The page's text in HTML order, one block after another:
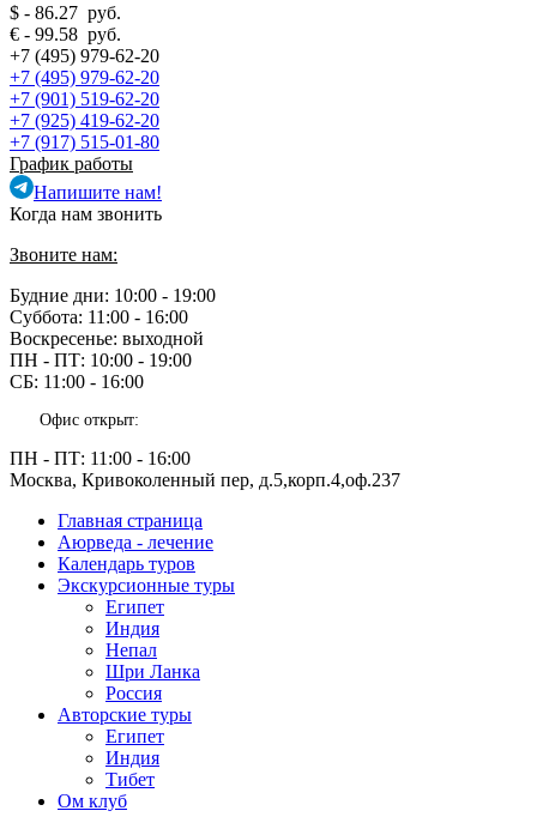
$ - 86.27 руб.
€ - 99.58 руб.
+7 (495) 979-62-20
+7 (495) 979-62-20
+7 (901) 519-62-20
+7 (925) 419-62-20
+7 (917) 515-01-80
График работы
Напишите нам!
Когда нам звонить
Звоните нам:
Будние дни: 10:00 - 19:00
Суббота: 11:00 - 16:00
Воскресенье: выходной
ПН - ПТ: 10:00 - 19:00
СБ: 11:00 - 16:00
Офис открыт:
ПН - ПТ: 11:00 - 16:00
Москва, Кривоколенный пер, д.5,корп.4,оф.237
Главная страница
Аюрведа - лечение
Календарь туров
Экскурсионные туры
Египет
Индия
Непал
Шри Ланка
Россия
Авторские туры
Египет
Индия
Тибет
Ом клуб